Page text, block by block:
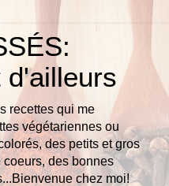
d'ailleurs
recettes qui me
végétariennes ou
des petits et gros
des bonnes
chez moi!